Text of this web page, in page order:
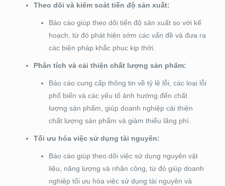
Theo dõi và kiểm soát tiến độ sản xuất:
Báo cáo giúp theo dõi tiến độ sản xuất so với kế
hoạch, từ đó phát hiện sớm các vấn đề và đưa ra
các biện pháp khắc phục kịp thời.
Phân tích và cải thiện chất lượng sản phẩm:
Báo cáo cung cấp thông tin về tỷ lệ lỗi, các loại lỗi
phổ biến và các yếu tố ảnh hưởng đến chất
lượng sản phẩm, giúp doanh nghiệp cải thiện
chất lượng sản phẩm và giảm thiểu lãng phí.
Tối ưu hóa việc sử dụng tài nguyên:
Báo cáo giúp theo dõi việc sử dụng nguyên vật
liệu, năng lượng và nhân công, từ đó giúp doanh
nghiệp tối ưu hóa việc sử dụng tài nguyên và